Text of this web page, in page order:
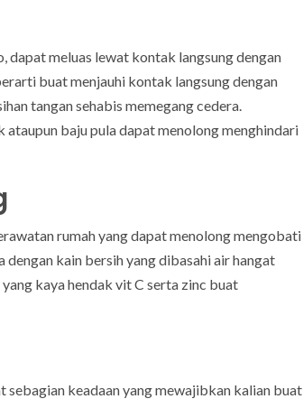
dapat meluas lewat kontak langsung dengan
buat menjauhi kontak langsung dengan
tangan sehabis memegang cedera.
baju pula dapat menolong menghindari
rumah yang dapat menolong mengobati
kain bersih yang dibasahi air hangat
kaya hendak vit C serta zinc buat
sebagian keadaan yang mewajibkan kalian buat